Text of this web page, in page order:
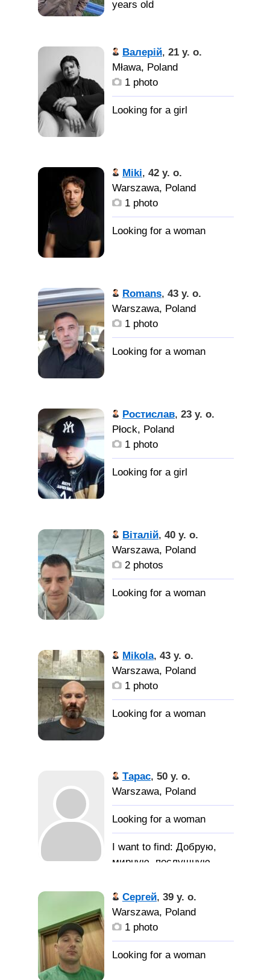
years old
женщину для отношений.
Уравновешенную и
адекватную.
Валерій, 21 y. o.
Mława, Poland
1 photo
Miki, 42 y. o.
Warszawa, Poland
1 photo
Romans, 43 y. o.
Warszawa, Poland
1 photo
Ростислав, 23 y. o.
Płock, Poland
1 photo
Віталій, 40 y. o.
Warszawa, Poland
2 photos
Mikola, 43 y. o.
Warszawa, Poland
1 photo
Тарас, 50 y. o.
Warszawa, Poland
Добрую,
мирную, послушную
Сергей, 39 y. o.
Warszawa, Poland
1 photo